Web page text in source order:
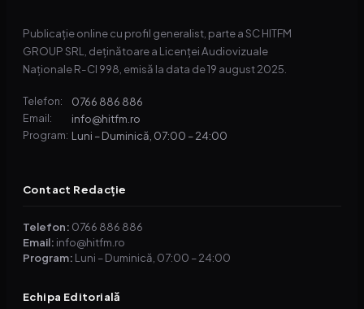
Publicație online cu profil generalist, parte a SC HITFM
GROUP SRL, deținătoare a Licenței Audiovizuale
Naționale R-CI 998, emisă la data de 19 august 2025.
Telefon: 0766 886 886
Email: info@hitfm.ro
Program: Luni – Duminică, 07:00 – 24:00
Contact Redacție
Telefon: 0766 886 886
Email: info@hitfm.ro
Program: Luni – Duminică, 07:00 – 24:00
Echipa Editorială